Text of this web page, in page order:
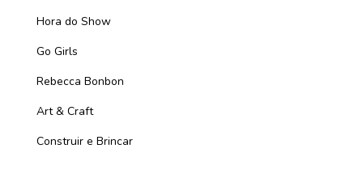
Hora do Show
Go Girls
Rebecca Bonbon
Art & Craft
Construir e Brincar